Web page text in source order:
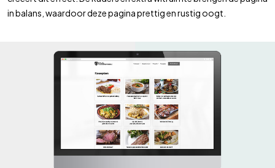
inbalans , waardoor deze pagina prettig en rustig oogt.